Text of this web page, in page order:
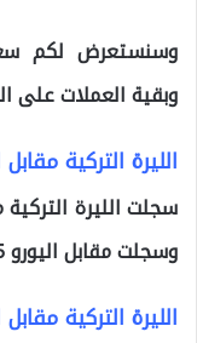
وسنستعرض لكم سعر
وبقية العملات على
الليرة التركية
وسجلت مقابل اليورو 10.05مبيع و10.05 للشراء.
الليرة التركية